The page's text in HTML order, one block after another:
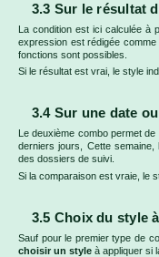
3.3 Sur le résultat
La condition est ici calculée à
expression est rédigée
fonctions sont possibles.
Si le résultat est vrai, le style
3.4 Sur une date
Le deuxième combo permet
derniers jours, Cette
des dossiers de suivi.
Si la comparaison est vraie, le
3.5 Choix du style
Sauf pour le premier type de
choisir un style à appliquer si